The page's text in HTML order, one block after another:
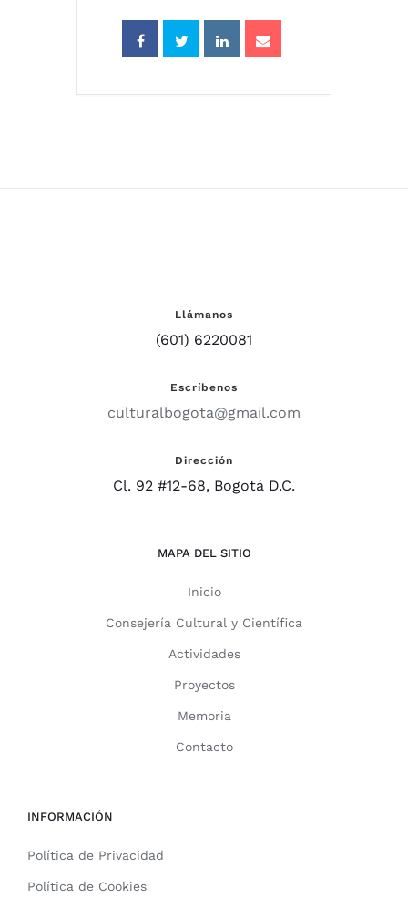
Llámanos
(601) 6220081
Escríbenos
culturalbogota@gmail.com
Dirección
Cl. 92 #12-68, Bogotá D.C.
MAPA DEL SITIO
Inicio
Consejería Cultural y Científica
Actividades
Proyectos
Memoria
Contacto
INFORMACIÓN
Política de Privacidad
Política de Cookies